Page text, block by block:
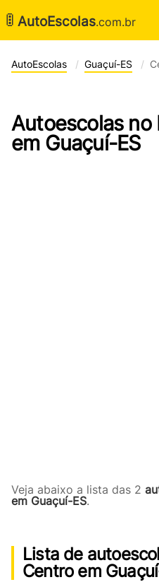
🚦 AutoEscolas.com.br
AutoEscolas Guaçuí-ES
Autoescolas no
em Guaçuí-ES
Veja abaixo a lista das 2
em Guaçuí-ES.
Lista de
Centro em